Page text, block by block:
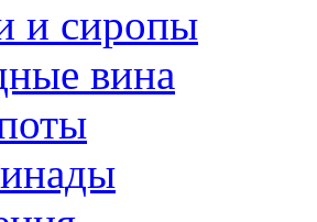
и сиропы
вина